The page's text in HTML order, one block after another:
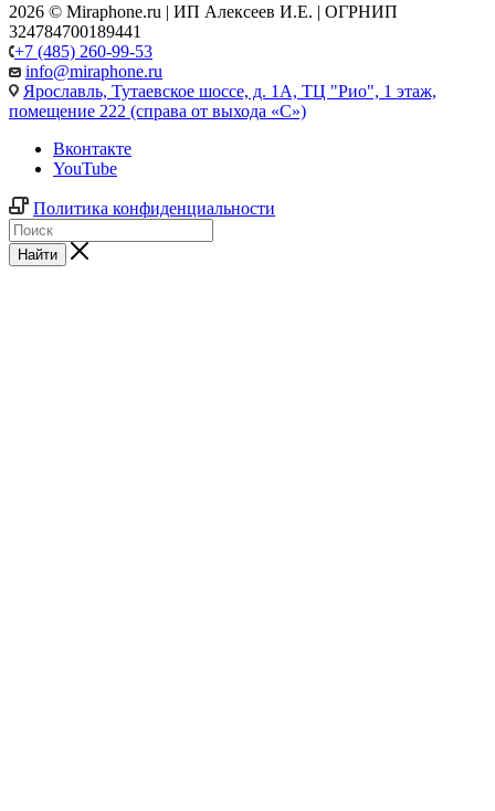
2026 © Miraphone.ru | ИП Алексеев И.Е. | ОГРНИП
324784700189441
+7 (485) 260-99-53
info@miraphone.ru
Ярославль, Тутаевское шоссе, д. 1А, ТЦ "Рио", 1 этаж,
помещение 222 (справа от выхода «С»)
Вконтакте
YouTube
Политика конфиденциальности
Найти